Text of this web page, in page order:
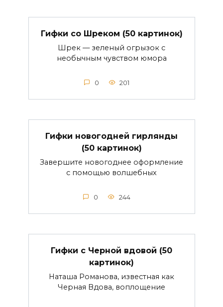
Гифки со Шреком (50 картинок)
Шрек — зеленый огрызок с
необычным чувством юмора
0 201
Гифки новогодней гирлянды
(50 картинок)
Завершите новогоднее оформление
с помощью волшебных
0 244
Гифки с Черной вдовой (50
картинок)
Наташа Романова, известная как
Черная Вдова, воплощение